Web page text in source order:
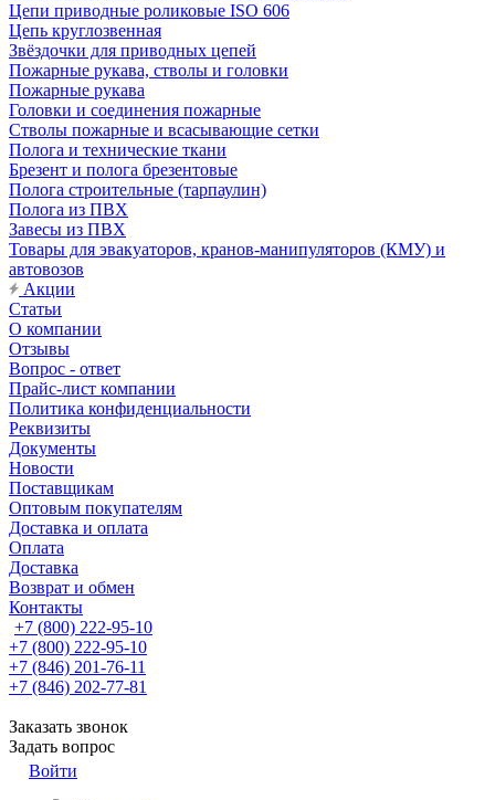
Цепи приводные роликовые ISO 606
Цепь круглозвенная
Звёздочки для приводных цепей
Пожарные рукава, стволы и головки
Пожарные рукава
Головки и соединения пожарные
Стволы пожарные и всасывающие сетки
Полога и технические ткани
Брезент и полога брезентовые
Полога строительные (тарпаулин)
Полога из ПВХ
Завесы из ПВХ
Товары для эвакуаторов, кранов-манипуляторов (КМУ) и
автовозов
Акции
Статьи
О компании
Отзывы
Вопрос - ответ
Прайс-лист компании
Политика конфиденциальности
Реквизиты
Документы
Новости
Поставщикам
Оптовым покупателям
Доставка и оплата
Оплата
Доставка
Возврат и обмен
Контакты
+7 (800) 222-95-10
+7 (800) 222-95-10
+7 (846) 201-76-11
+7 (846) 202-77-81
Заказать звонок
Задать вопрос
Войти